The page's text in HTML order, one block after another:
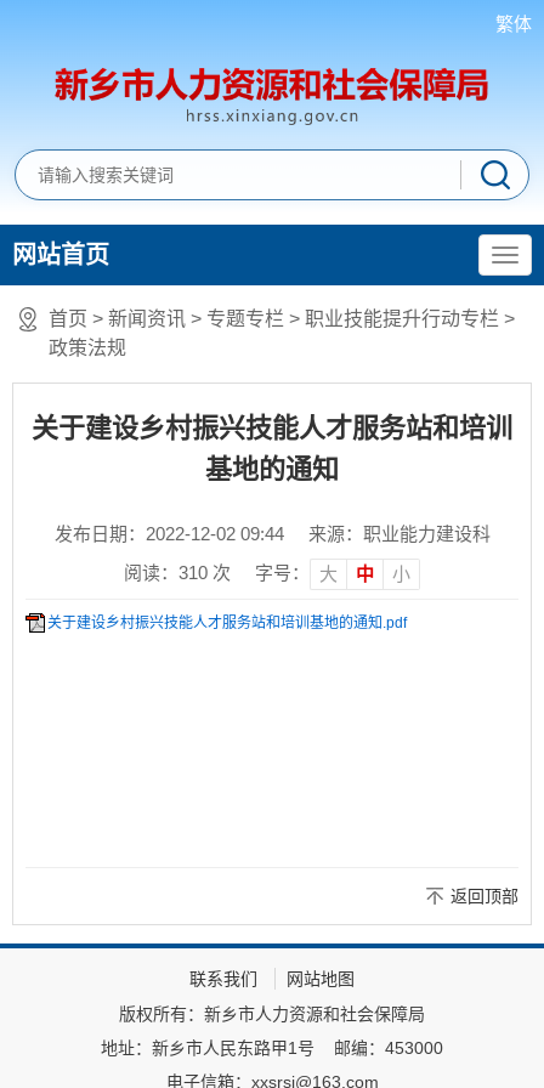
繁体
网站首页
首页 > 新闻资讯 > 专题专栏 > 职业技能提升行动专栏 >
政策法规
关于建设乡村振兴技能人才服务站和培训
基地的通知
发布日期：2022-12-02 09:44
来源：职业能力建设科
阅读： 310 次 字号： 大 中 小
关于建设乡村振兴技能人才服务站和培训基地的通知.pdf
返回顶部
联系我们
网站地图
版权所有：新乡市人力资源和社会保障局
地址：新乡市人民东路甲1号
邮编：453000
电子信箱：xxsrsj@163.com